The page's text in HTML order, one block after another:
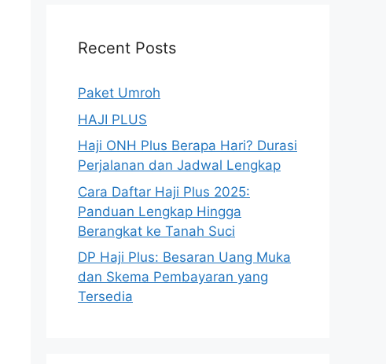
Recent Posts
Paket Umroh
HAJI PLUS
Haji ONH Plus Berapa Hari? Durasi
Perjalanan dan Jadwal Lengkap
Cara Daftar Haji Plus 2025:
Panduan Lengkap Hingga
Berangkat ke Tanah Suci
DP Haji Plus: Besaran Uang Muka
dan Skema Pembayaran yang
Tersedia